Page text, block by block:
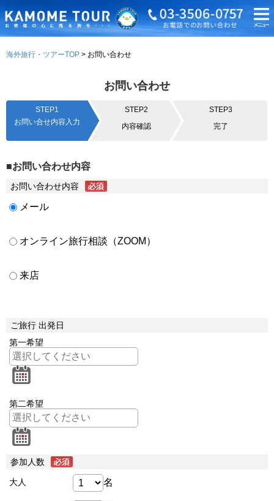
海外旅行・ツアーTOP お問い合わせ
お問い合わせ
STEP1
お問い合せ内容入力
STEP2
内容確認
STEP3
完了
■お問い合わせ内容
お問い合わせ内容
メール
オンライン旅行相談（ZOOM）
来店
ご旅行 出発日
第一希望
第二希望
参加人数
大人 名